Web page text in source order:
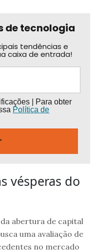
de tecnologia
tendências e
caixa de entrada!
| Para obter
Política de
vésperas do
abertura de capital
uma avaliação de
no mercado